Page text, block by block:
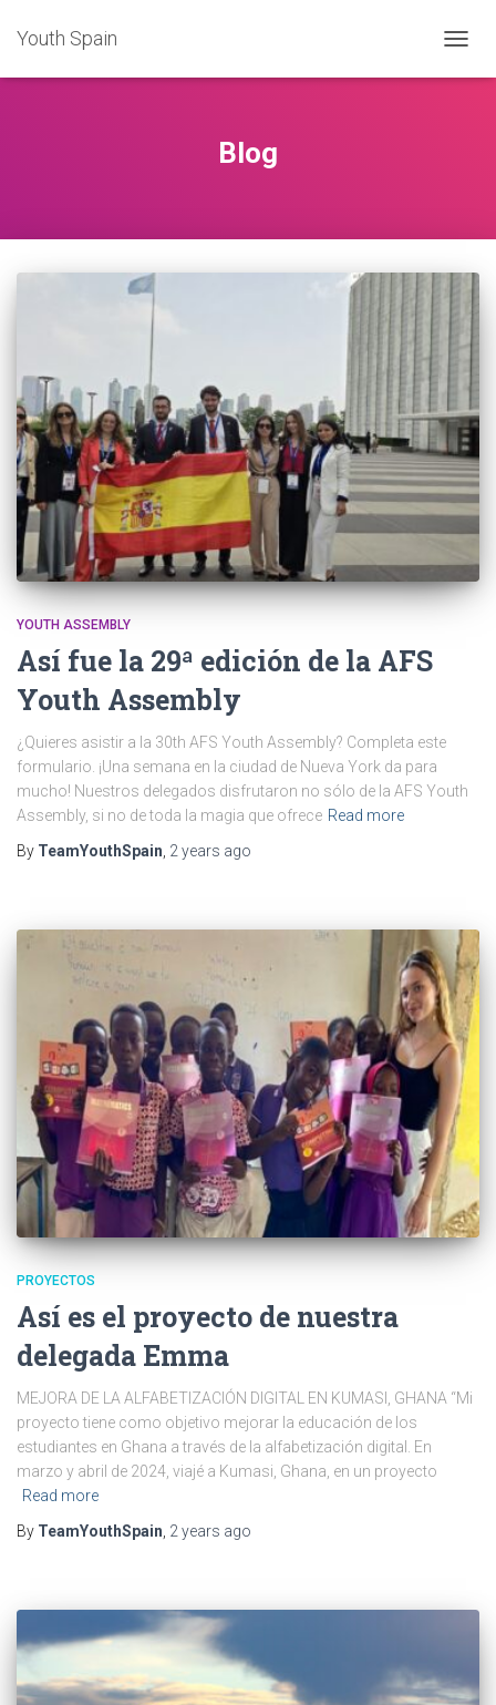
Youth Spain
Blog
YOUTH ASSEMBLY
Así fue la 29ª edición de la AFS
Youth Assembly
¿Quieres asistir a la 30th AFS Youth Assembly? Completa este
formulario. ¡Una semana en la ciudad de Nueva York da para
mucho! Nuestros delegados disfrutaron no sólo de la AFS Youth
Assembly, si no de toda la magia que ofrece Read more
By TeamYouthSpain 2 years ago
PROYECTOS
Así es el proyecto de nuestra
delegada Emma
MEJORA DE LA ALFABETIZACIÓN DIGITAL EN KUMASI, GHANA “Mi
proyecto tiene como objetivo mejorar la educación de los
estudiantes en Ghana a través de la alfabetización digital. En
marzo y abril de 2024, viajé a Kumasi, Ghana, en un proyecto
Read more
By TeamYouthSpain, 2 years ago